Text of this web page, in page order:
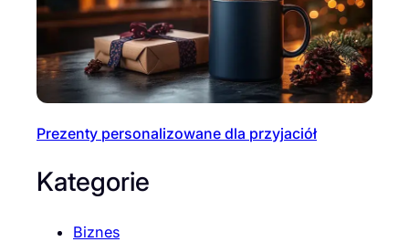
Prezenty personalizowane dla przyjaciół
Kategorie
Biznes